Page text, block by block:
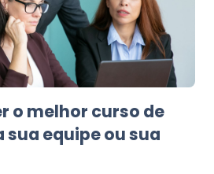
o melhor curso de
equipe ou sua